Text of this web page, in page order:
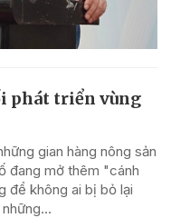
phát triển vùng
gian hàng nông sản
đang mở thêm "cánh
để không ai bị bỏ lại